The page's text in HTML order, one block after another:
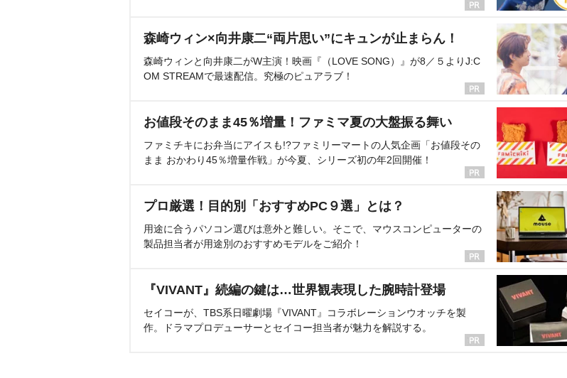
森崎ウィン×向井康二“両片思い”にキュンが止まらん！
森崎ウィンと向井康二がW主演！映画『（LOVE SONG）』が8／５よりJ:C
OM STREAMで最速配信。究極のピュアラブ！
お値段そのまま45％増量！ファミマ夏の大盤振る舞い
ファミチキにお弁当にアイスも!?ファミリーマートの人気企画「お値段その
まま おかわり45％増量作戦」が今夏、シリーズ初の年2回開催！
プロ厳選！目的別「おすすめPC９選」とは？
用途に合うパソコン選びは意外と難しい。そこで、マウスコンピューターの
製品担当者が用途別のおすすめモデルをご紹介！
『VIVANT』続編の鍵は…世界観表現した腕時計登場
セイコーが、TBS系日曜劇場『VIVANT』コラボレーションウオッチを製
作。ドラマプロデューサーとセイコー担当者が魅力を解説する。